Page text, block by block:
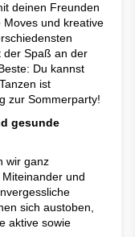
deinen Freunden
und kreative
der Spaß an der
Du kannst
ist
zur Sommerparty!
gesunde
wir ganz
und
sich austoben,
aktive sowie